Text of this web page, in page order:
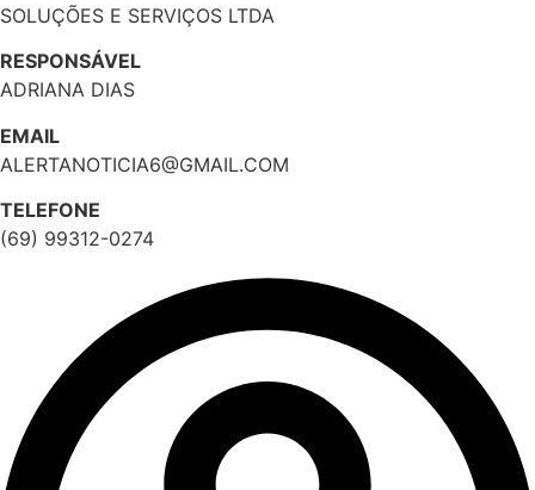
SOLUÇÕES E SERVIÇOS LTDA
RESPONSÁVEL
ADRIANA DIAS
EMAIL
ALERTANOTICIA6@GMAIL.COM
TELEFONE
(69) 99312-0274